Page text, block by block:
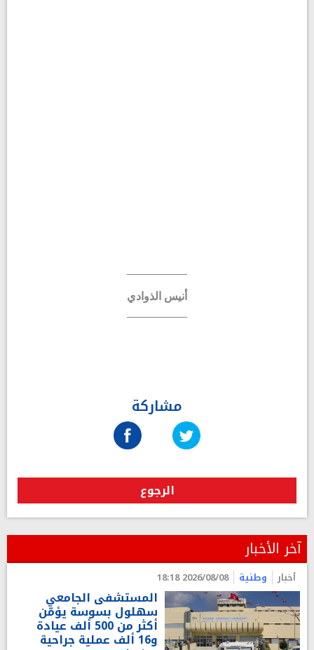
أنيس الذوادي
مشاركة
الرجوع
آخر الأخبار
أخبار وطنية 2026/08/08 18:18
المستشفى الجامعي
سهلول بسوسة يؤمّن
أكثر من 500 ألف عيادة
و16 ألف عملية جراحية